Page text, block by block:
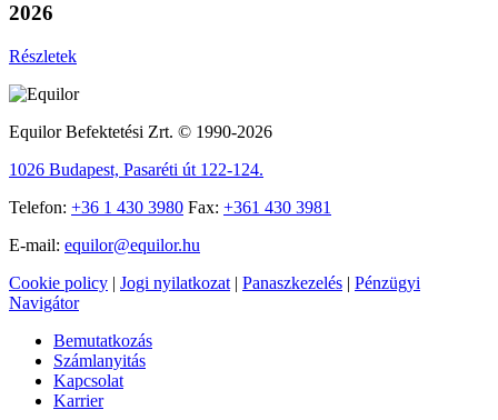
2026
Részletek
Equilor Befektetési Zrt. © 1990-2026
1026 Budapest, Pasaréti út 122-124.
Telefon: +36 1 430 3980 Fax: +361 430 3981
E-mail: equilor@equilor.hu
Cookie policy | Jogi nyilatkozat | Panaszkezelés | Pénzügyi
Navigátor
Bemutatkozás
Számlanyitás
Kapcsolat
Karrier